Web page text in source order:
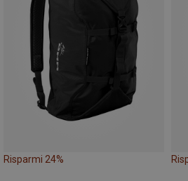
Risparmi 24%